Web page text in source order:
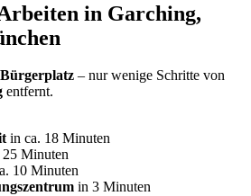
in Garching,
Bürgerplatz – nur wenige Schritte von
entfernt.
in ca. 18 Minuten
25 Minuten
10 Minuten
in 3 Minuten